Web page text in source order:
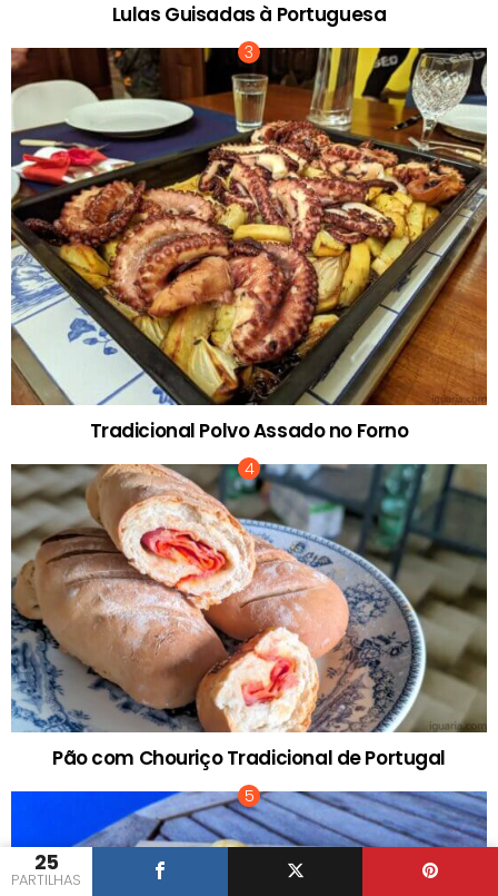
25
PARTILHAS
Lulas Guisadas à Portuguesa
Tradicional Polvo Assado no Forno
Pão com Chouriço Tradicional de Portugal